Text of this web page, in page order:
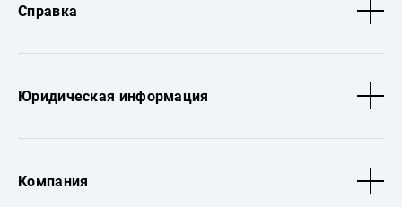
Справка
Юридическая информация
Компания